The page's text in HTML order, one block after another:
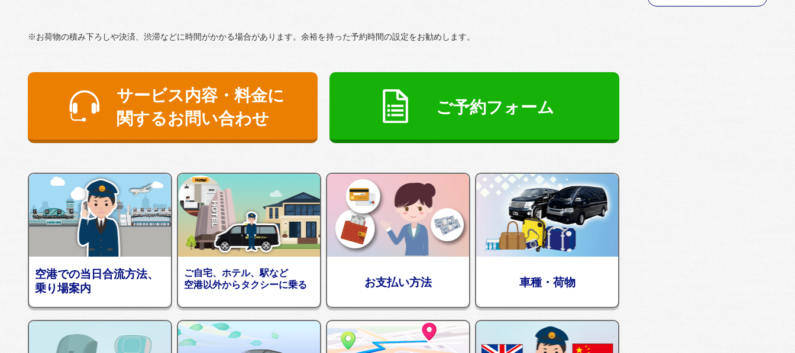
※お荷物の積み下ろしや決済、渋滞などに時間がかかる場合があります。余裕を持った予約時間の設定をお勧めします。
サービス内容・料金に
関するお問い合わせ
ご予約フォーム
空港での当日合流方法、
乗り場案内
ご自宅、ホテル、駅など
空港以外からタクシーに乗る
お支払い方法 車種・荷物